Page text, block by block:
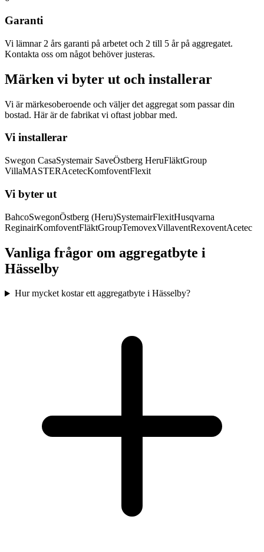
Garanti
Vi lämnar 2 års garanti på arbetet och 2 till 5 år på aggregatet.
Kontakta oss om något behöver justeras.
Märken vi byter ut och installerar
Vi är märkesoberoende och väljer det aggregat som passar din
bostad. Här är de fabrikat vi oftast jobbar med.
Vi installerar
Swegon CasaSystemair SaveÖstberg HeruFläktGroup
VillaMASTERAcetecKomfoventFlexit
Vi byter ut
BahcoSwegonÖstberg (Heru)SystemairFlexitHusqvarna
ReginairKomfoventFläktGroupTemovexVillaventRexoventAcetec
Vanliga frågor om aggregatbyte i
Hässelby
Hur mycket kostar ett aggregatbyte i Hässelby?